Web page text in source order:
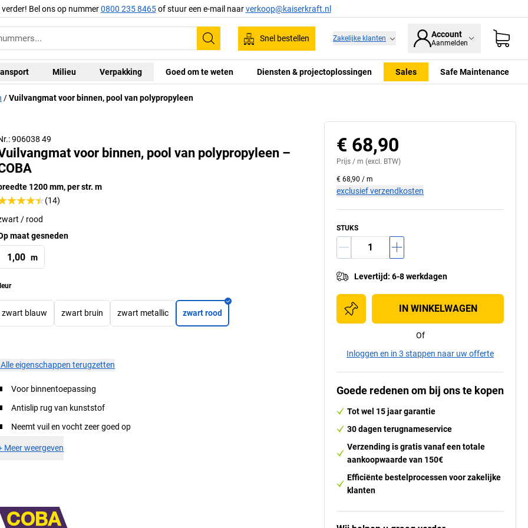
Bel ons op nummer0800 235 8465of stuur een e-mail naarverkoop@kaiserkraft.nl
Zoeken
Snel bestellen Zakelijke klanten Account
Aanmelden
Milieu Verpakking Goed om te weten Diensten & projectoplossingen Sales Safe Maintenance
Vuilvangmat voor binnen, pool van polypropyleen
906038 49
voor binnen, pool van polypropyleen –
1200 mm, per str. m
(14)
/ rood
maat gesneden
m
zwart blauw zwart bruin zwart metallic zwart rood
Alle eigenschappen terugzetten
Voor binnentoepassing
Antislip rug van kunststof
Neemt vuil en vocht zeer goed op
Meer weergeven
€ 68,90
Prijs / m (excl. BTW)
€ 68,90 / m
exclusief verzendkosten
STUKS
Levertijd: 6-8 werkdagen
IN WINKELWAGEN
Of
Inloggen en in 3 stappen naar uw offerte
Goede redenen om bij ons te kopen
Tot wel 15 jaar garantie
30 dagen terugnameservice
Verzending is gratis vanaf een totale
aankoopwaarde van 150€
Efficiënte bestelprocessen voor zakelijke
klanten